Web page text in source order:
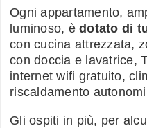
Ogni appartamento,
luminoso, è dotato di
con cucina attrezzata,
con doccia e lavatrice,
internet wifi gratuito,
riscaldamento
Gli ospiti in più, per